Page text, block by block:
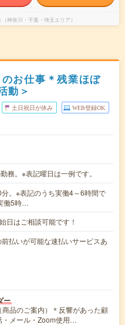
神奈川・千葉・埼玉エリア）
お仕事＊残業ほぼ
動＞
土日祝日が休み WEB登録OK
。※表記曜日は一例です。
。※表記のうち実働4～6時間で
働5時…
日はご相談可能です！
払いが可能な速払いサービスあ
ー
品のご案内）＊反響があった顧
・メール・Zoom使用…